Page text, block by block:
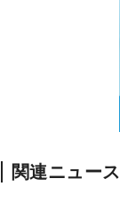
関連ニュース